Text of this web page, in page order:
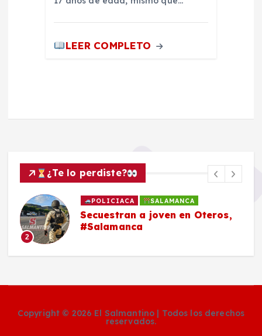
LEER COMPLETO
¿Te lo perdiste?
2
POLICIACA SALAMANCA
Secuestran a joven en Oteros,
#Salamanca
Copyright © 2026 El Salmantino | Todos los derechos
reservados.